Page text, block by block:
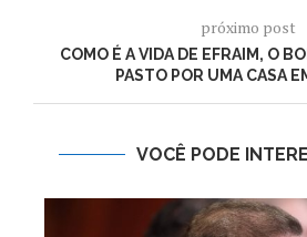
próximo post
COMO É A VIDA DE EFRAIM, O
PASTO POR UMA CASA
VOCÊ PODE